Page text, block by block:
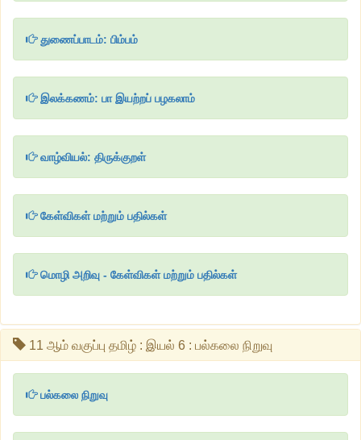
துணைப்பாடம்: பிம்பம்
இலக்கணம்: பா இயற்றப் பழகலாம்
வாழ்வியல்: திருக்குறள்
கேள்விகள் மற்றும் பதில்கள்
மொழி அறிவு - கேள்விகள் மற்றும் பதில்கள்
11 ஆம் வகுப்பு தமிழ் : இயல் 6 : பல்கலை நிறுவு
பல்கலை நிறுவு